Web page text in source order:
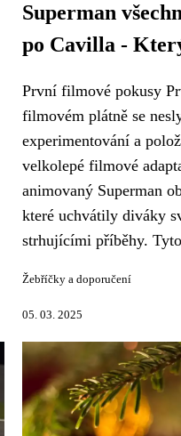
Superman
po Cavilla -
První filmové pokusy
filmovém plátně se
experimentování a
velkolepé filmové
animovaný Superman
které uchvátily diváky
strhujícími příběhy.
Žebříčky a doporučení
05. 03. 2025